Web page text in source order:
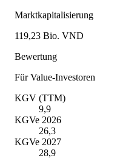
Marktkapitalisierung
119,23 Bio. VND
Bewertung
Für Value-Investoren
KGV (TTM)
9,9
KGVe 2026
26,3
KGVe 2027
28,9